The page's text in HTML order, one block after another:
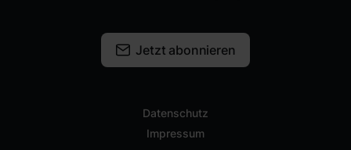
Jetzt abonnieren
Datenschutz
Impressum